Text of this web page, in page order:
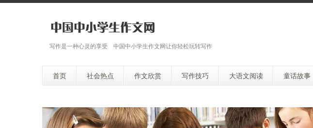
写作是一种心灵的享受 中国中小学生作文网让你轻松玩转写作
首页 社会热点 作文欣赏 写作技巧 大语文阅读 童话故事